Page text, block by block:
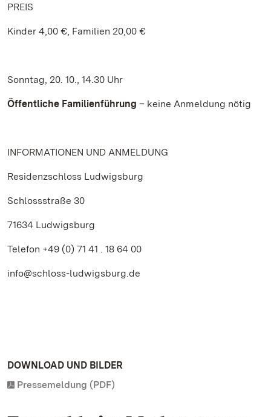
PREIS
Kinder 4,00 €, Familien 20,00 €
Sonntag, 20. 10., 14.30 Uhr
Öffentliche Familienführung – keine Anmeldung nötig
INFORMATIONEN UND ANMELDUNG
Residenzschloss Ludwigsburg
Schlossstraße 30
71634 Ludwigsburg
Telefon +49 (0) 71 41 . 18 64 00
info@schloss-ludwigsburg.de
DOWNLOAD UND BILDER
Pressemeldung (PDF)